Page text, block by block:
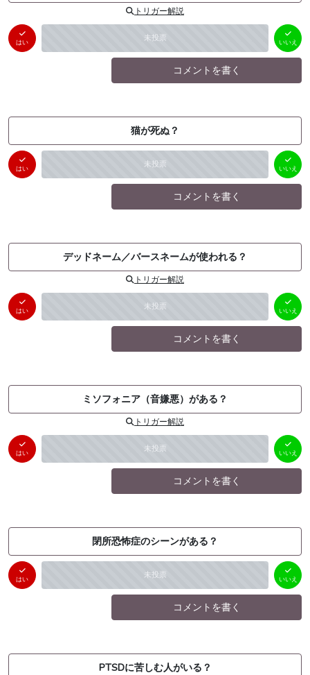
トリガー解説
はい 未投票
いいえ
（ 0件）
いいえ
コメントを書く
猫が死ぬ？
はい 未投票
いいえ
（ 0件）
いいえ
コメントを書く
デッドネーム／バースネームが使われる？
トリガー解説
はい 未投票
いいえ
（ 0件）
いいえ
コメントを書く
ミソフォニア（音嫌悪）がある？
トリガー解説
はい 未投票
いいえ
（ 0件）
いいえ
コメントを書く
閉所恐怖症のシーンがある？
はい 未投票
いいえ
（ 0件）
いいえ
コメントを書く
PTSDに苦しむ人がいる？